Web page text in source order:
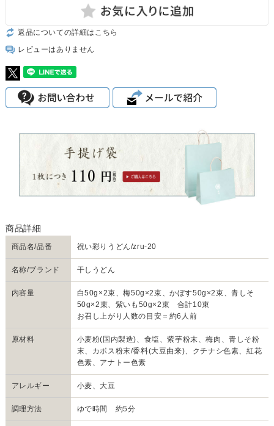
返品についての詳細はこちら
レビューはありません
商品名/品番 祝い彩りうどん/zru-20
名称/ブランド 干しうどん
内容量
白50g×2束、梅50g×2束、かぼす50g×2束、青しそ
50g×2束、紫いも50g×2束 合計10束
お召し上がり人数の目安＝約6人前
原材料
小麦粉(国内製造)、食塩、紫芋粉末、梅肉、青しそ粉
末、カボス粉末/香料(大豆由来)、クチナシ色素、紅花
色素、アナトー色素
アレルギー 小麦、大豆
調理方法 ゆで時間 約5分